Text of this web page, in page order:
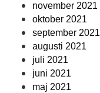
november 2021
oktober 2021
september 2021
augusti 2021
juli 2021
juni 2021
maj 2021